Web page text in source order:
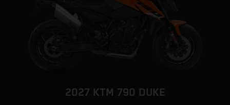
2027 KTM 790 DUKE